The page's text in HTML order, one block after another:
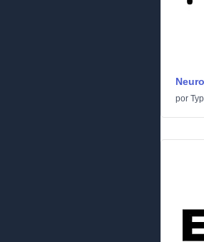
por